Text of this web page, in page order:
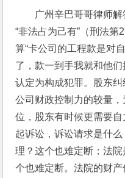
广州辛巴哥哥律师
“非法占为己有”（刑法
算“卡公司的工程款是对
了，款一到手我就和他
认定为构成犯罪。股东
公司财政控制力的较量
位，股东有时候更需要
起诉讼，诉讼请求是什
理？这个也难定断；法
个也难定断。法院的财